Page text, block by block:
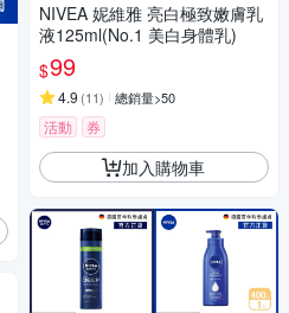
NIVEA 妮維雅 亮白極致嫩膚乳
液125ml(No.1 美白身體乳)
$99
4.9 (11) 總銷量>50
活動 券
加入購物車